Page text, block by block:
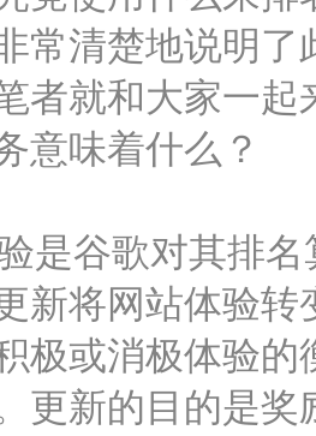
常清楚地说明
者就和大家一
意味着什么？
是谷歌对其排名
新将网站体验
极或消极体验
更新的目的是